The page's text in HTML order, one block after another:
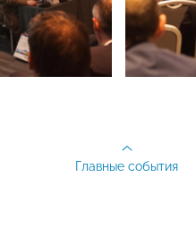
Главные события